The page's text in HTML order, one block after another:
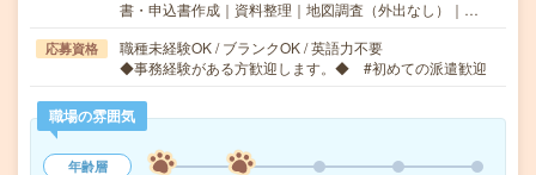
書・申込書作成｜資料整理｜地図調査（外出なし）｜…
応募資格
職種未経験OK / ブランクOK / 英語力不要
◆事務経験がある方歓迎します。◆ #初めての派遣歓迎
職場の雰囲気
年齢層